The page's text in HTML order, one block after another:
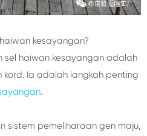
kesayangan?
sel haiwan kesayangan adalah
Ia adalah langkah penting
.
sistem pemeliharaan gen maju,